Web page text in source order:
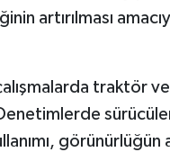
artırılması
traktör
görünürlüğün